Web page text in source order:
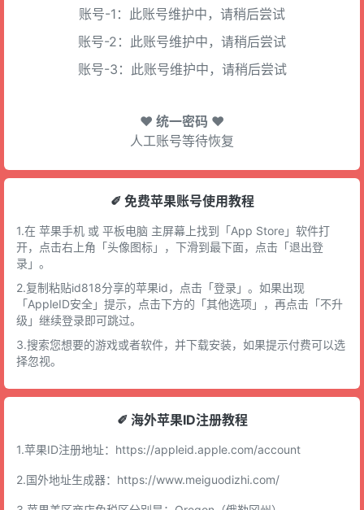
账号-1：此账号维护中，请稍后尝试
账号-2：此账号维护中，请稍后尝试
账号-3：此账号维护中，请稍后尝试
♥ 统一密码 ♥
人工账号等待恢复
✐ 免费苹果账号使用教程
1.在 苹果手机 或 平板电脑 主屏幕上找到「App Store」软件打
开，点击右上角「头像图标」，下滑到最下面，点击「退出登
录」。
2.复制粘贴id818分享的苹果id，点击「登录」。如果出现
「AppleID安全」提示，点击下方的「其他选项」，再点击「不升
级」继续登录即可跳过。
3.搜索您想要的游戏或者软件，并下载安装，如果提示付费可以选
择忽视。
✐ 海外苹果ID注册教程
1.苹果ID注册地址： https://appleid.apple.com/account
2.国外地址生成器： https://www.meiguodizhi.com/